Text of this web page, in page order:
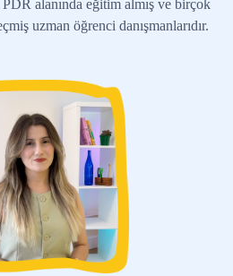
alanında eğitim almış ve birçok
uzman öğrenci danışmanlarıdır.